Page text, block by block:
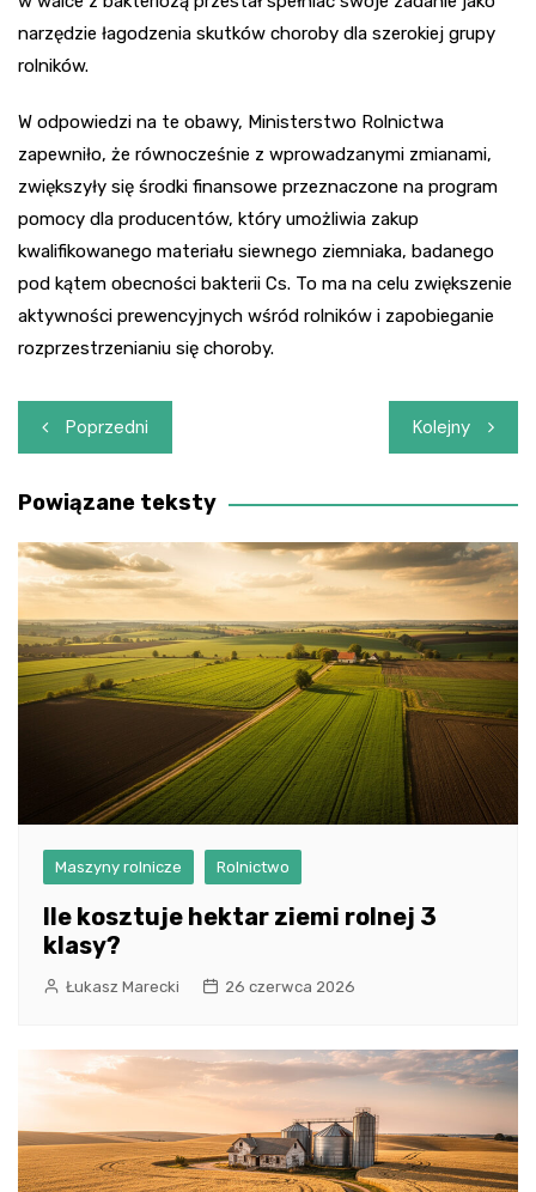
narzędzie łagodzenia skutków choroby dla szerokiej grupy
rolników.
W odpowiedzi na te obawy, Ministerstwo Rolnictwa
zapewniło, że równocześnie z wprowadzanymi zmianami,
zwiększyły się środki finansowe przeznaczone na program
pomocy dla producentów, który umożliwia zakup
kwalifikowanego materiału siewnego ziemniaka, badanego
pod kątem obecności bakterii Cs. To ma na celu zwiększenie
aktywności prewencyjnych wśród rolników i zapobieganie
rozprzestrzenianiu się choroby.
Nawigacja
wpisu
Poprzedni Kolejny
Powiązane teksty
Maszyny rolnicze Rolnictwo
Ile kosztuje hektar ziemi rolnej 3
klasy?
Łukasz Marecki 26 czerwca 2026